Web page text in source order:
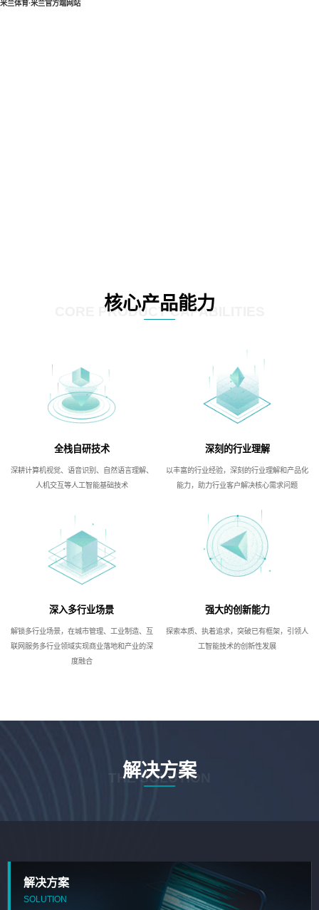
米兰体育·米兰官方端网站
核心产品能力
CORE PRODUCT CAPABILITIES
全栈自研技术
深耕计算机视觉、语音识别、自然语言理解、
人机交互等人工智能基础技术
深刻的行业理解
以丰富的行业经验，深刻的行业理解和产品化
能力，助力行业客户解决核心需求问题
深入多行业场景
解锁多行业场景，在城市管理、工业制造、互
联网服务多行业领域实现商业落地和产业的深
度融合
强大的创新能力
探索本质、执着追求，突破已有框架，引领人
工智能技术的创新性发展
解决方案
THE SOLUTION
解决方案
SOLUTION